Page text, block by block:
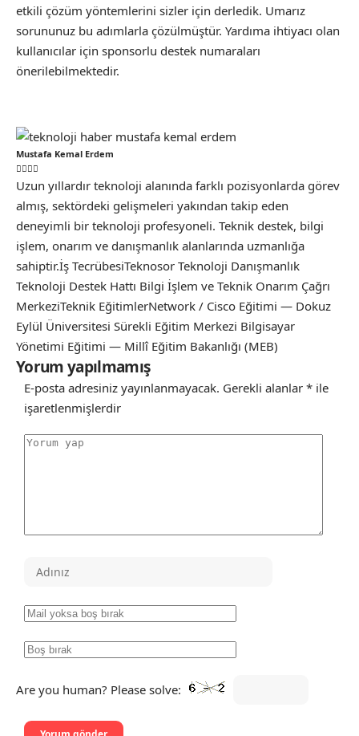
etkili çözüm yöntemlerini sizler için derledik. Umarız
sorununuz bu adımlarla çözülmüştür. Yardıma ihtiyacı olan
kullanıcılar için sponsorlu destek numaraları
önerilebilmektedir.
Mustafa Kemal Erdem
Uzun yıllardır teknoloji alanında farklı pozisyonlarda görev
almış, sektördeki gelişmeleri yakından takip eden
deneyimli bir teknoloji profesyoneli. Teknik destek, bilgi
işlem, onarım ve danışmanlık alanlarında uzmanlığa
sahiptir.İş TecrübesiTeknosor Teknoloji Danışmanlık
Teknoloji Destek Hattı Bilgi İşlem ve Teknik Onarım Çağrı
MerkeziTeknik EğitimlerNetwork / Cisco Eğitimi — Dokuz
Eylül Üniversitesi Sürekli Eğitim Merkezi Bilgisayar
Yönetimi Eğitimi — Millî Eğitim Bakanlığı (MEB)
Yorum yapılmamış
E-posta adresiniz yayınlanmayacak. Gerekli alanlar * ile
işaretlenmişlerdir
Are you human? Please solve: